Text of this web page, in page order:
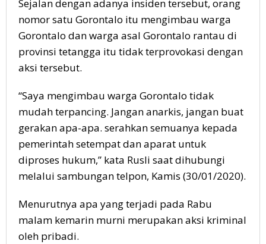
Sejalan dengan adanya insiden tersebut, orang
nomor satu Gorontalo itu mengimbau warga
Gorontalo dan warga asal Gorontalo rantau di
provinsi tetangga itu tidak terprovokasi dengan
aksi tersebut.
“Saya mengimbau warga Gorontalo tidak
mudah terpancing. Jangan anarkis, jangan buat
gerakan apa-apa. serahkan semuanya kepada
pemerintah setempat dan aparat untuk
diproses hukum,” kata Rusli saat dihubungi
melalui sambungan telpon, Kamis (30/01/2020).
Menurutnya apa yang terjadi pada Rabu
malam kemarin murni merupakan aksi kriminal
oleh pribadi.